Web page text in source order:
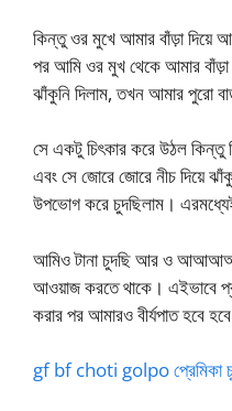
কিন্তু ওর মুখে আমার বাঁড়া দিয়ে
পর আমি ওর মুখ থেকে আমার
ঝাঁকুনি দিলাম, তখন আমার পুরো
সে একটু চিৎকার করে উঠল
এবং সে জোরে জোরে নীচ দিয়ে
উপভোগ করে চুদছিলাম।
আমিও টানা চুদছি আর ও
আওয়াজ করতে থাকে। এইভাবে
করার পর আমারও বীর্যপাত হবে
gf bf choti golpo প্রেমিকা